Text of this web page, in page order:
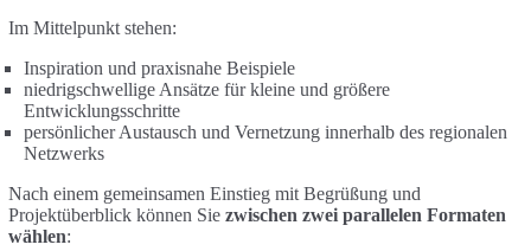
Im Mittelpunkt stehen:
Inspiration und praxisnahe Beispiele
niedrigschwellige Ansätze für kleine und größere
Entwicklungsschritte
persönlicher Austausch und Vernetzung innerhalb des regionalen
Netzwerks
Nach einem gemeinsamen Einstieg mit Begrüßung und
Projektüberblick können Sie zwischen zwei parallelen Formaten
wählen: